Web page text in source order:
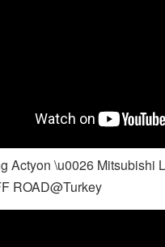
Actyon \u0026 Mitsubishi
ROAD@Turkey